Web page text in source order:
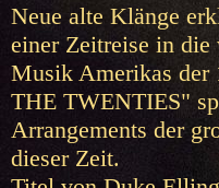
Neue alte Klänge
einer Zeitreise in
Musik Amerikas der
THE TWENTIES"
Arrangements der
dieser Zeit.